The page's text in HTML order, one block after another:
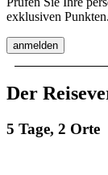
exklusiven Punkten.
anmelden
Der
5 Tage, 2 Orte